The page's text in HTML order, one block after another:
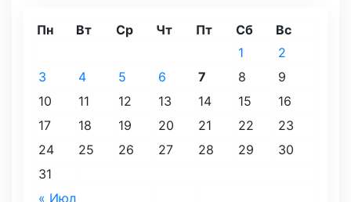
Пн Вт Ср Чт Пт Сб Вс
« Июл
1
2
3
4 5 6 7 8
9
10
11 12 13 14 15
16
17
18 19 20 21 22
23
24
25 26 27 28 29
30
31